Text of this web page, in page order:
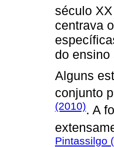
século
centrava
do ensino
Alguns
conjunto
(2010). A
Pintassilgo